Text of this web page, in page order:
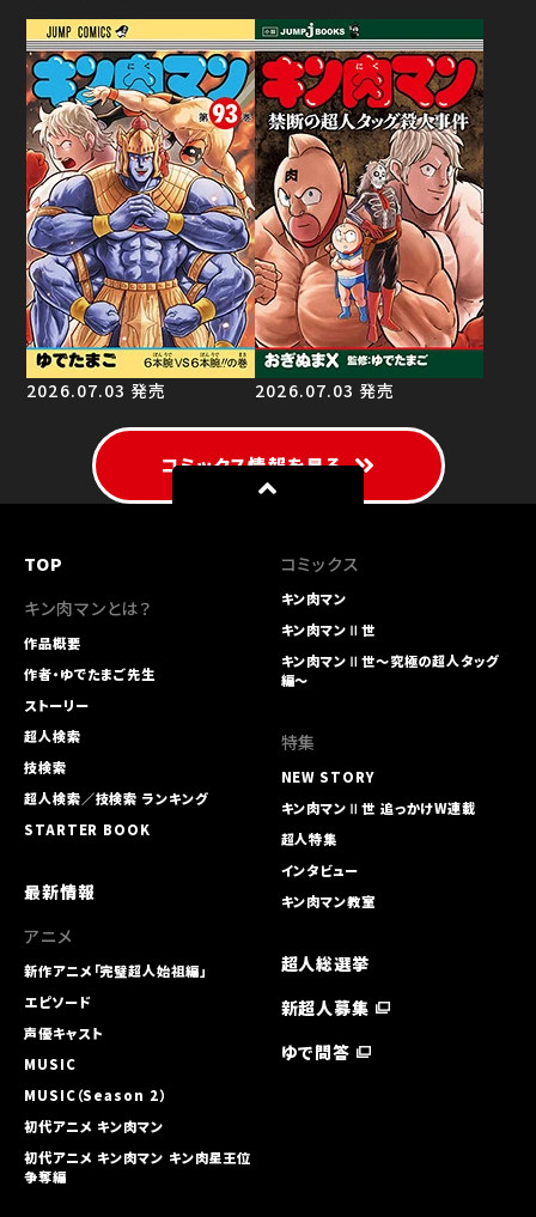
2026.07.03 発売 2026.07.03 発売
コミックス情報を見る
TOP
キン肉マンとは？
作品概要
作者・ゆでたまご先生
ストーリー
超人検索
技検索
超人検索／技検索 ランキング
STARTER BOOK
最新情報
アニメ
新作アニメ「完璧超人始祖編」
エピソード
声優キャスト
MUSIC
MUSIC（Season 2）
初代アニメ キン⾁マン
初代アニメ キン⾁マン キン⾁星王位
争奪編
コミックス
キン肉マン
キン肉マンⅡ世
キン肉マンⅡ世～究極の超人タッグ
編～
特集
NEW STORY
キン肉マンⅡ世 追っかけW連載
超人特集
インタビュー
キン肉マン教室
超人総選挙
新超人募集
ゆで問答